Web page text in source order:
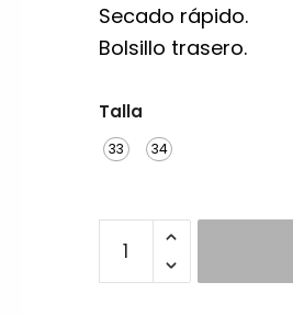
Secado rápido.
Bolsillo trasero.
Talla
33 34